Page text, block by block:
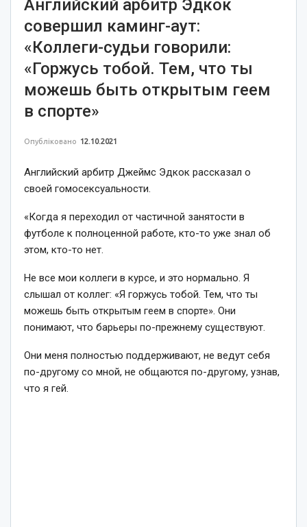
Английский арбитр Эдкок
совершил каминг-аут:
«Коллеги-судьи говорили:
«Горжусь тобой. Тем, что ты
можешь быть открытым геем
в спорте»
Опубліковано 12.10.2021
Английский арбитр Джеймс Эдкок рассказал о
своей гомосексуальности.
«Когда я переходил от частичной занятости в
футболе к полноценной работе, кто-то уже знал об
этом, кто-то нет.
Не все мои коллеги в курсе, и это нормально. Я
слышал от коллег: «Я горжусь тобой. Тем, что ты
можешь быть открытым геем в спорте». Они
понимают, что барьеры по-прежнему существуют.
Они меня полностью поддерживают, не ведут себя
по-другому со мной, не общаются по-другому, узнав,
что я гей.